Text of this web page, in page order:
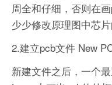
周全和仔细，否则在
少少修改原理图中芯片
2.建立pcb文件 New
新建文件之后，一个